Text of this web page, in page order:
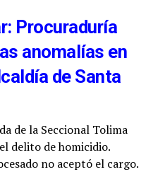
Procuraduría
anomalías en
de Santa
de la Seccional Tolima
delito de homicidio.
no aceptó el cargo.